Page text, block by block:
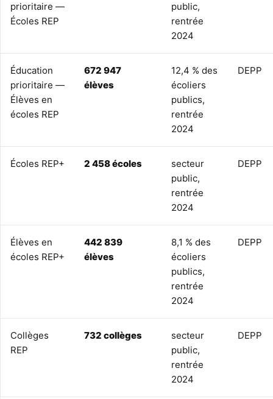
prioritaire —
Écoles REP
public,
rentrée
2024
Éducation
prioritaire —
Élèves en
écoles REP
672 947
élèves
12,4 % des
écoliers
publics,
rentrée
2024
DEPP
Écoles REP+ 2 458 écoles
secteur
public,
rentrée
2024
DEPP
Élèves en
écoles REP+
442 839
élèves
8,1 % des
écoliers
publics,
rentrée
2024
DEPP
Collèges
REP
732 collèges
secteur
public,
rentrée
2024
DEPP